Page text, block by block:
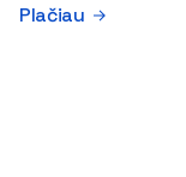
Plačiau